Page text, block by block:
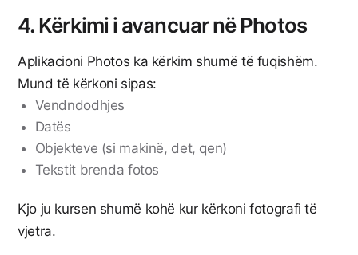
4. Kërkimi i avancuar në Photos
Aplikacioni Photos ka kërkim shumë të fuqishëm.
Mund të kërkoni sipas:
Vendndodhjes
Datës
Objekteve (si makinë, det, qen)
Tekstit brenda fotos
Kjo ju kursen shumë kohë kur kërkoni fotografi të
vjetra.